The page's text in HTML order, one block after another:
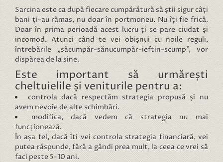
Sarcina este ca după fiecare cumpărătură să știi sigur câți
bani ți-au rămas, nu doar în portmoneu. Nu îți fie frică.
Doar în prima perioadă acest lucru ți se pare ciudat și
incomod. Atunci când te vei obișnui cu noile reguli,
întrebările „săcumpăr-sănucumpăr-ieftin-scump”, vor
dispărea de la sine.
Este important să urmărești
cheltuielile și veniturile pentru a:
controla dacă respectăm strategia propusă și nu
avem nevoie de alte schimbări.
modifica, dacă vedem că strategia nu mai
funcționează.
În așa fel, dacă îți vei controla strategia financiară, vei
putea răspunde, fără a gândi prea mult, la ceea ce vrei să
faci peste 5-10 ani.